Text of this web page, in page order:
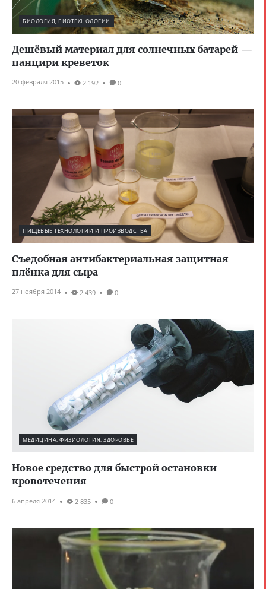
БИОЛОГИЯ, БИОТЕХНОЛОГИИ
Дешёвый материал для солнечных батарей —
панцири креветок
20 февраля 2015 2 192 0
ПИЩЕВЫЕ ТЕХНОЛОГИИ И ПРОИЗВОДСТВА
Съедобная антибактериальная защитная
плёнка для сыра
27 ноября 2014 2 439 0
МЕДИЦИНА, ФИЗИОЛОГИЯ, ЗДОРОВЬЕ
Новое средство для быстрой остановки
кровотечения
6 апреля 2014 2 835 0